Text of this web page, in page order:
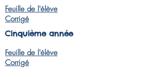
Feuille de l'élève
Corrigé
Cinquième année
Feuille de l'élève
Corrigé